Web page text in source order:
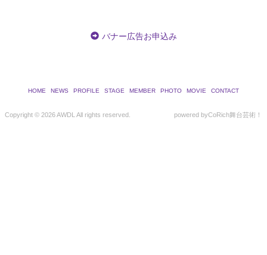
バナー広告お申込み
HOME NEWS PROFILE STAGE MEMBER PHOTO MOVIE CONTACT
Copyright © 2026 AWDL All rights reserved. powered byCoRich舞台芸術！